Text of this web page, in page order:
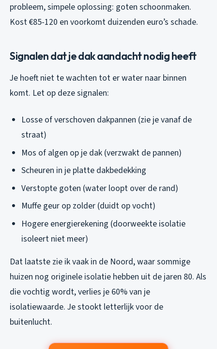
probleem, simpele oplossing: goten schoonmaken.
Kost €85-120 en voorkomt duizenden euro’s schade.
Signalen dat je dak aandacht nodig heeft
Je hoeft niet te wachten tot er water naar binnen
komt. Let op deze signalen:
Losse of verschoven dakpannen (zie je vanaf de
straat)
Mos of algen op je dak (verzwakt de pannen)
Scheuren in je platte dakbedekking
Verstopte goten (water loopt over de rand)
Muffe geur op zolder (duidt op vocht)
Hogere energierekening (doorweekte isolatie
isoleert niet meer)
Dat laatste zie ik vaak in de Noord, waar sommige
huizen nog originele isolatie hebben uit de jaren 80. Als
die vochtig wordt, verlies je 60% van je
isolatiewaarde. Je stookt letterlijk voor de
buitenlucht.